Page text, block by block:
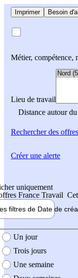
Imprimer Besoin
Métier, compétence,
Lieu de travail
Distance autour
Rechercherdes offres
uniquement
France Travail
filtres de Date de
création de l'offre
Un jour
Trois jours
Une semaine
Créer une alerte